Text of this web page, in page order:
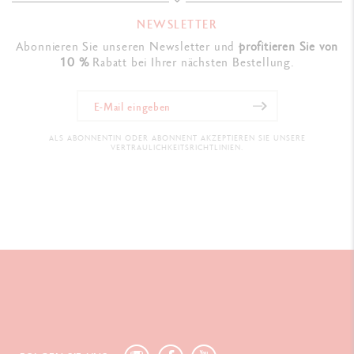
NEWSLETTER
Abonnieren Sie unseren Newsletter undprofitieren Sie von
10 %Rabatt bei Ihrer nächsten Bestellung.
ALS ABONNENTIN ODER ABONNENT AKZEPTIEREN SIE UNSERE
VERTRAULICHKEITSRICHTLINIEN.